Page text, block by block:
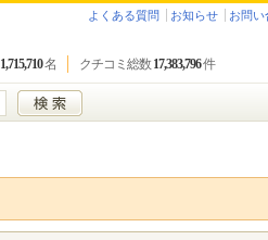
よくある質問 お知らせ お問い
1,715,710名 クチコミ総数 17,383,796件